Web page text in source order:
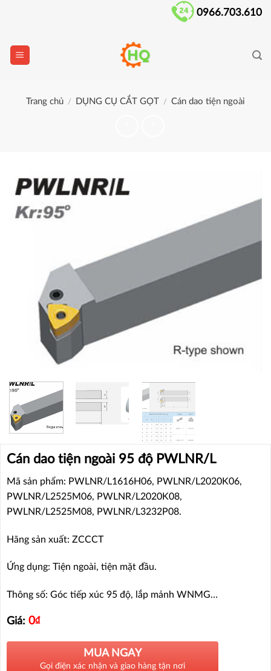
0966.703.610
Trang chủ / DỤNG CỤ CẮT GỌT / Cán dao tiện ngoài
Cán dao tiện ngoài 95 độ PWLNR/L
Mã sản phẩm: PWLNR/L1616H06, PWLNR/L2020K06,
PWLNR/L2525M06, PWLNR/L2020K08,
PWLNR/L2525M08, PWLNR/L3232P08.
Hãng sản xuất: ZCCCT
Ứng dụng: Tiện ngoài, tiện mặt đầu.
Thông số: Góc tiếp xúc 95 độ, lắp mảnh WNMG…
Giá: 0₫
MUA NGAY
Gọi điện xác nhận và giao hàng tận nơi